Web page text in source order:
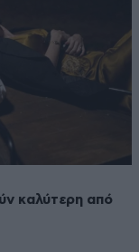
καλύτερη από